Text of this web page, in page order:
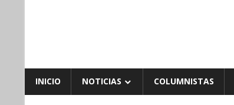
INICIO NOTICIAS COLUMNISTAS